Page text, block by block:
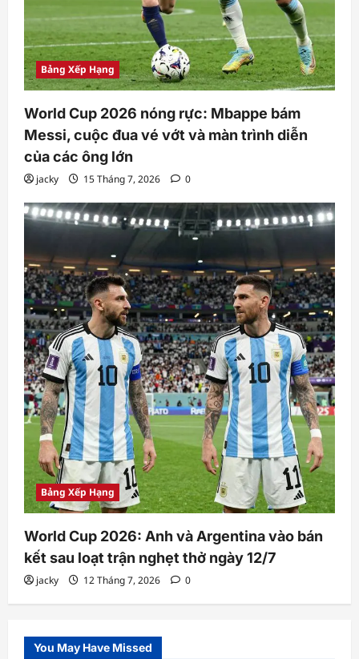
Bảng Xếp Hạng
World Cup 2026 nóng rực: Mbappe bám
Messi, cuộc đua vé vớt và màn trình diễn
của các ông lớn
jacky 15 Tháng 7, 2026 0
Bảng Xếp Hạng
World Cup 2026: Anh và Argentina vào bán
kết sau loạt trận nghẹt thở ngày 12/7
jacky 12 Tháng 7, 2026 0
You May Have Missed